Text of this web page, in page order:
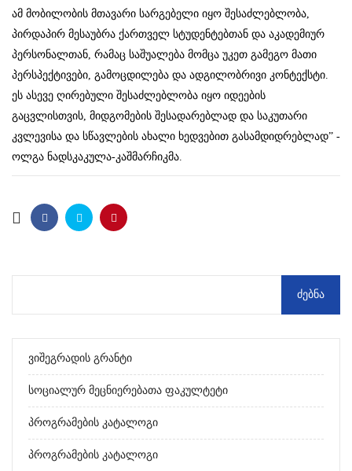
ამ მობილობის მთავარი სარგებელი იყო შესაძლებლობა,
პირდაპირ მესაუბრა ქართველ სტუდენტებთან და აკადემიურ
პერსონალთან, რამაც საშუალება მომცა უკეთ გამეგო მათი
პერსპექტივები, გამოცდილება და ადგილობრივი კონტექსტი.
ეს ასევე ღირებული შესაძლებლობა იყო იდეების
გაცვლისთვის, მიდგომების შესადარებლად და საკუთარი
კვლევისა და სწავლების ახალი ხედვებით გასამდიდრებლად” -
ოლგა ნადსკაკულა-კაშმარჩიკმა.
Ვიშეგრადის Გრანტი
Სოციალურ Მეცნიერებათა Ფაკულტეტი
Პროგრამების Კატალოგი
Პროგრამების Კატალოგი